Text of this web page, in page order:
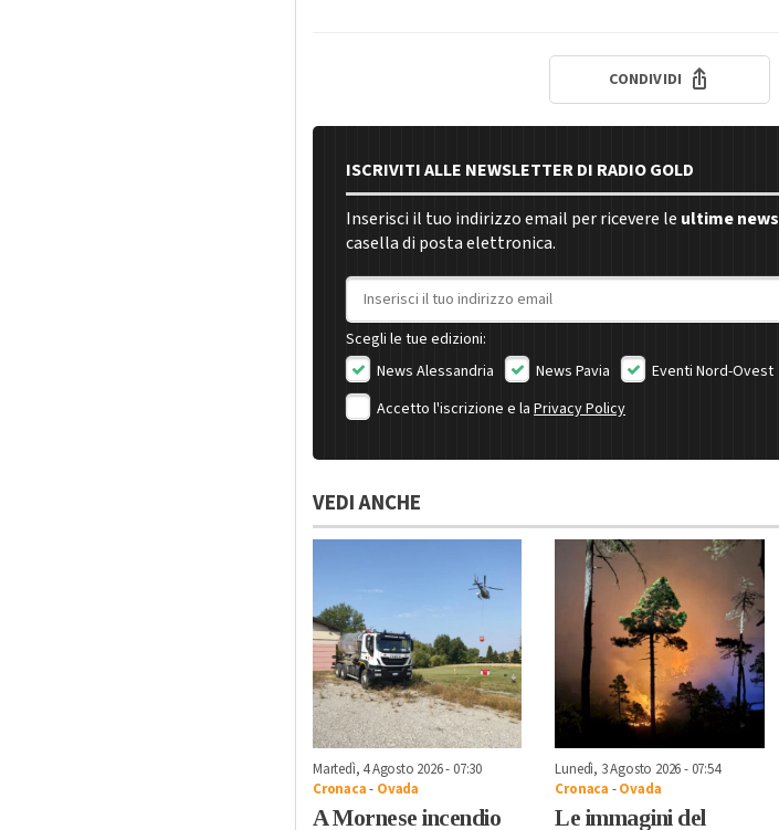
CONDIVIDI
ISCRIVITI ALLE NEWSLETTER DI RADIO GOLD
Inserisci il tuo indirizzo email per ricevere le ultime news
casella di posta elettronica.
Indirizzo email
Scegli le tue edizioni:
News Alessandria
News Pavia
Eventi Nord-Ovest
Accetto l'iscrizione e la Privacy Policy
VEDI ANCHE
Martedì, 4 Agosto 2026 - 07:30
Cronaca- Ovada
A Mornese incendio
Lunedì, 3 Agosto 2026 - 07:54
Cronaca -Ovada
Le immagini del